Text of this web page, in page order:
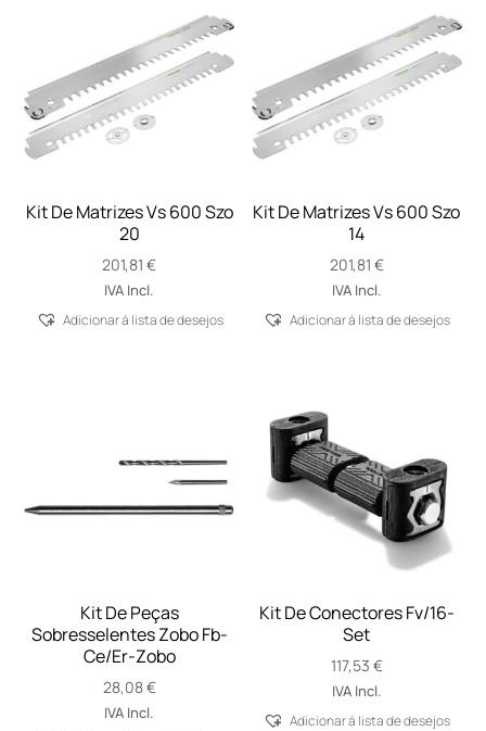
Kit De Matrizes Vs 600 Szo
20
201,81€
IVA Incl.
Adicionar á lista de desejos
Kit De Matrizes Vs 600 Szo
14
201,81 €
IVA Incl.
Adicionar á lista de desejos
Kit De Peças
Sobresselentes Zobo Fb-
Ce/Er-Zobo
28,08€
IVA Incl.
Kit De Conectores Fv/16-
Set
117,53 €
IVA Incl.
Adicionar á lista de desejos